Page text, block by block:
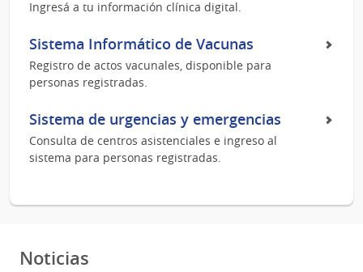
Ingresá a tu información clínica digital.
Sistema Informático de Vacunas
Registro de actos vacunales, disponible para
personas registradas.
Sistema de urgencias y emergencias
Consulta de centros asistenciales e ingreso al
sistema para personas registradas.
Noticias